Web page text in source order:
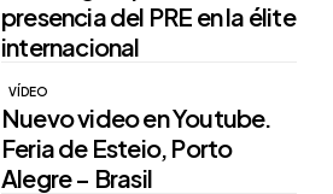
presencia del PRE en la élite
internacional
VÍDEO
Nuevo video en Youtube.
Feria de Esteio, Porto
Alegre – Brasil